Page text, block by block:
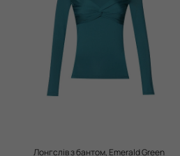
Лонгслів з бантом, Emerald Green